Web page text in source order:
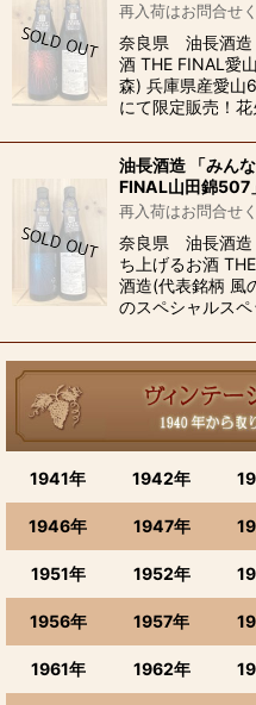
再入荷はお問合せ
奈良県 油長酒造
酒 THE FINAL愛
森) 兵庫県産愛山
にて限定販売！
油長酒造 「みん
FINAL山田錦507
再入荷はお問合せ
奈良県 油長酒造
ち上げるお酒
酒造(代表銘柄 風
のスペシャルス
1941年 1942年
1946年 1947年
1951年 1952年
1956年 1957年
1961年 1962年